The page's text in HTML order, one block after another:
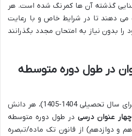
گذشته آن ها کمرنگ شده است. هر
می دهند تا در شرایط خاص و با رعایت
بدون نیاز به امتحان مجدد بگذرانند
در طول دوره متوسطه
بر اساس آخرین قوانین (برای سال تحصیلی 1404-1405)، هر دانش
چهار عنوان درسیدر طول دوره متوسطه
و دوازدهم) از قانون تک ماده/تبصره